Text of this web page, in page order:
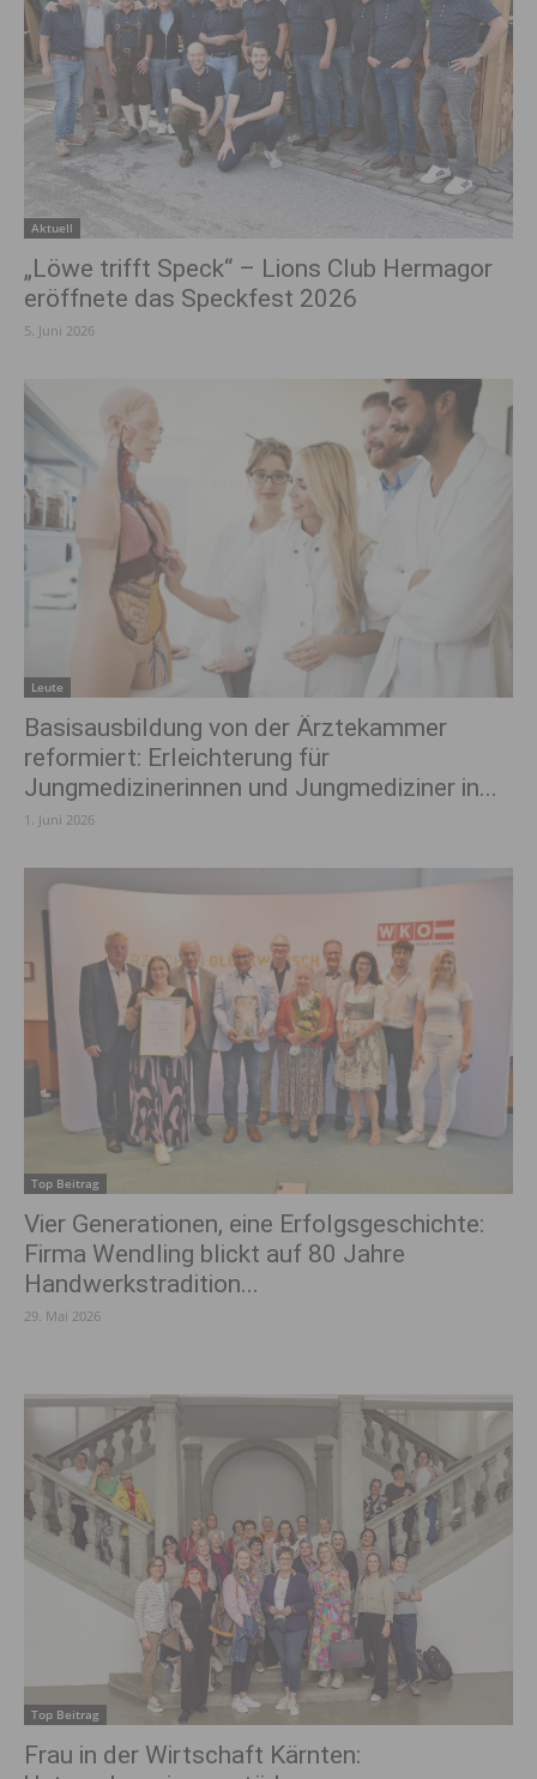
Aktuell
„Löwe trifft Speck“ – Lions Club Hermagor
eröffnete das Speckfest 2026
5. Juni 2026
Leute
Basisausbildung von der Ärztekammer
reformiert: Erleichterung für
Jungmedizinerinnen und Jungmediziner in...
1. Juni 2026
Top Beitrag
Vier Generationen, eine Erfolgsgeschichte:
Firma Wendling blickt auf 80 Jahre
Handwerkstradition...
29. Mai 2026
Top Beitrag
Frau in der Wirtschaft Kärnten: